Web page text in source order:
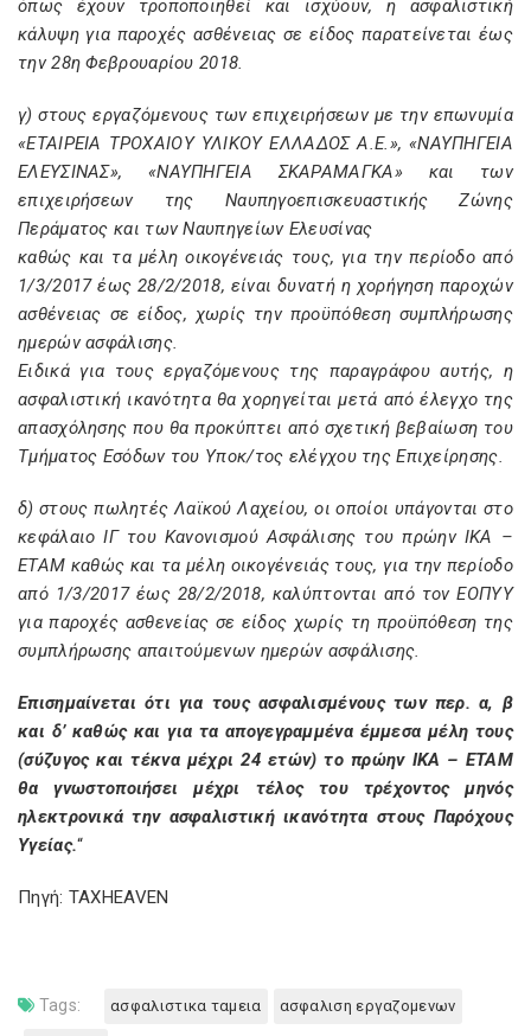
όπως έχουν τροποποιηθεί και ισχύουν, η ασφαλιστική
κάλυψη για παροχές ασθένειας σε είδος παρατείνεται έως
την 28η Φεβρουαρίου 2018.
γ) στους εργαζόμενους των επιχειρήσεων με την επωνυμία
«ΕΤΑΙΡΕΙΑ ΤΡΟΧΑΙΟΥ ΥΛΙΚΟΥ ΕΛΛΑΔΟΣ Α.Ε.», «ΝΑΥΠΗΓΕΙΑ
ΕΛΕΥΣΙΝΑΣ», «ΝΑΥΠΗΓΕΙΑ ΣΚΑΡΑΜΑΓΚΑ» και των
επιχειρήσεων της Ναυπηγοεπισκευαστικής Ζώνης
Περάματος και των Ναυπηγείων Ελευσίνας
καθώς και τα μέλη οικογένειάς τους, για την περίοδο από
1/3/2017 έως 28/2/2018, είναι δυνατή η χορήγηση παροχών
ασθένειας σε είδος, χωρίς την προϋπόθεση συμπλήρωσης
ημερών ασφάλισης.
Ειδικά για τους εργαζόμενους της παραγράφου αυτής, η
ασφαλιστική ικανότητα θα χορηγείται μετά από έλεγχο της
απασχόλησης που θα προκύπτει από σχετική βεβαίωση του
Τμήματος Εσόδων του Υποκ/τος ελέγχου της Επιχείρησης.
δ) στους πωλητές Λαϊκού Λαχείου, οι οποίοι υπάγονται στο
κεφάλαιο ΙΓ του Κανονισμού Ασφάλισης του πρώην ΙΚΑ –
ΕΤΑΜ καθώς και τα μέλη οικογένειάς τους, για την περίοδο
από 1/3/2017 έως 28/2/2018, καλύπτονται από τον ΕΟΠΥΥ
για παροχές ασθενείας σε είδος χωρίς τη προϋπόθεση της
συμπλήρωσης απαιτούμενων ημερών ασφάλισης.
Επισημαίνεται ότι για τους ασφαλισμένους των περ. α, β
και δ’ καθώς και για τα απογεγραμμένα έμμεσα μέλη τους
(σύζυγος και τέκνα μέχρι 24 ετών) το πρώην ΙΚΑ – ΕΤΑΜ
θα γνωστοποιήσει μέχρι τέλος του τρέχοντος μηνός
ηλεκτρονικά την ασφαλιστική ικανότητα στους Παρόχους
Υγείας.“
Πηγή: TAXHEAVEN
Tags: ασφαλιστικα ταμεια ασφαλιση εργαζομενων